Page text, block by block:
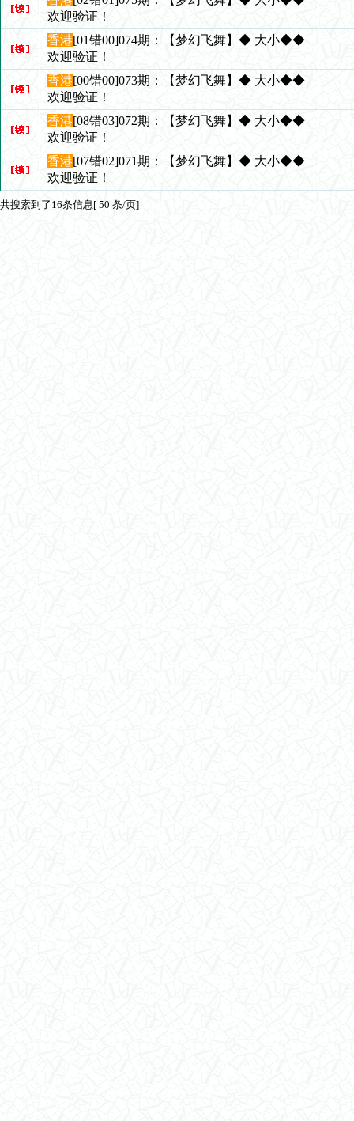
欢迎验证！
香港[01错00]074期：【梦幻飞舞】◆ 大小◆◆
欢迎验证！
香港[00错00]073期：【梦幻飞舞】◆ 大小◆◆
欢迎验证！
香港[08错03]072期：【梦幻飞舞】◆ 大小◆◆
欢迎验证！
香港[07错02]071期：【梦幻飞舞】◆ 大小◆◆
欢迎验证！
共搜索到了16条信息[ 50 条/页]